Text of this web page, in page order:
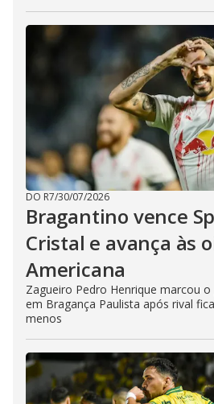
DO R7/30/07/2026
Bragantino vence
Cristal e avança às
Americana
Zagueiro Pedro Henrique marcou
em Bragança Paulista após rival
menos